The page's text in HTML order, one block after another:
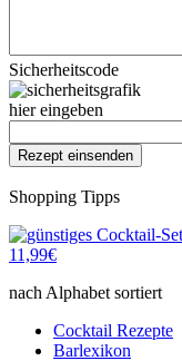
Sicherheitscode
hier eingeben
Shopping Tipps
11,99€
nach Alphabet sortiert
Cocktail Rezepte
Barlexikon